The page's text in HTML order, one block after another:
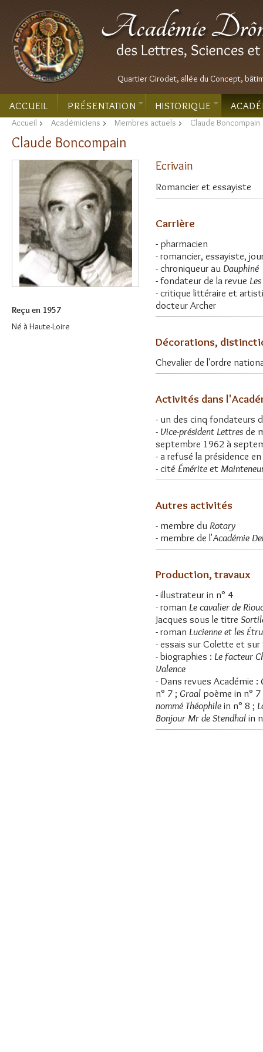
Quartier Girodet, allée du Concept,
ACCUEIL PRÉSENTATION HISTORIQUE
Accueil > Académiciens > Membres actuels > Claude Boncompain
Claude Boncompain
Reçu en 1957
Né à Haute-Loire
Ecrivain
Romancier et essayiste
Carrière
- pharmacien
- romancier, essayiste,
- chroniqueur au Dauphiné
- fondateur de la revue
- critique littéraire et
docteur Archer
Décorations,
Chevalier de l'ordre
Activités dans
- un des cinq fondateurs
- Vice-président Lettresde
septembre 1962 à
- a refusé la présidence
- cité Émériteet
Autres activités
- membre du Rotary
- membre de l'Académie
Production, travaux
- illustrateur in n° 4
- roman Le cavalier de
Jacques sous le titre
- roman Lucienne et les
- essais sur Colette et sur
- biographies : Le facteur
Valence
- Dans revues Académie :
n° 7 ; Graal poème in n°
nommé Théophilein n° 8 ;
Bonjour Mr de Stendhalin